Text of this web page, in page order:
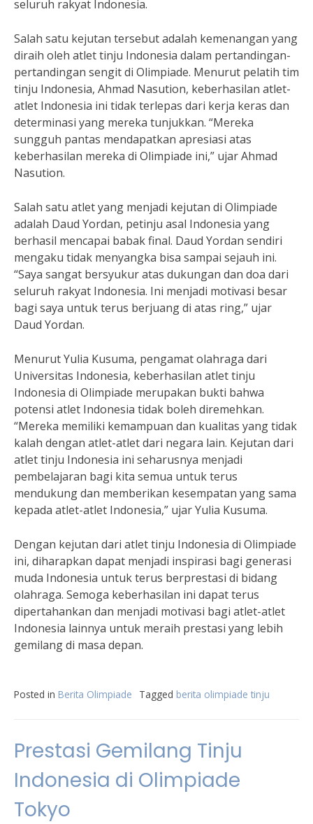
seluruh rakyat Indonesia.
Salah satu kejutan tersebut adalah kemenangan yang
diraih oleh atlet tinju Indonesia dalam pertandingan-
pertandingan sengit di Olimpiade. Menurut pelatih tim
tinju Indonesia, Ahmad Nasution, keberhasilan atlet-
atlet Indonesia ini tidak terlepas dari kerja keras dan
determinasi yang mereka tunjukkan. “Mereka
sungguh pantas mendapatkan apresiasi atas
keberhasilan mereka di Olimpiade ini,” ujar Ahmad
Nasution.
Salah satu atlet yang menjadi kejutan di Olimpiade
adalah Daud Yordan, petinju asal Indonesia yang
berhasil mencapai babak final. Daud Yordan sendiri
mengaku tidak menyangka bisa sampai sejauh ini.
“Saya sangat bersyukur atas dukungan dan doa dari
seluruh rakyat Indonesia. Ini menjadi motivasi besar
bagi saya untuk terus berjuang di atas ring,” ujar
Daud Yordan.
Menurut Yulia Kusuma, pengamat olahraga dari
Universitas Indonesia, keberhasilan atlet tinju
Indonesia di Olimpiade merupakan bukti bahwa
potensi atlet Indonesia tidak boleh diremehkan.
“Mereka memiliki kemampuan dan kualitas yang tidak
kalah dengan atlet-atlet dari negara lain. Kejutan dari
atlet tinju Indonesia ini seharusnya menjadi
pembelajaran bagi kita semua untuk terus
mendukung dan memberikan kesempatan yang sama
kepada atlet-atlet Indonesia,” ujar Yulia Kusuma.
Dengan kejutan dari atlet tinju Indonesia di Olimpiade
ini, diharapkan dapat menjadi inspirasi bagi generasi
muda Indonesia untuk terus berprestasi di bidang
olahraga. Semoga keberhasilan ini dapat terus
dipertahankan dan menjadi motivasi bagi atlet-atlet
Indonesia lainnya untuk meraih prestasi yang lebih
gemilang di masa depan.
Posted in Berita Olimpiade Tagged berita olimpiade tinju
Prestasi Gemilang Tinju
Indonesia di Olimpiade
Tokyo